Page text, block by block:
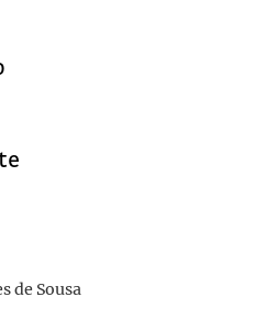
de Sousa